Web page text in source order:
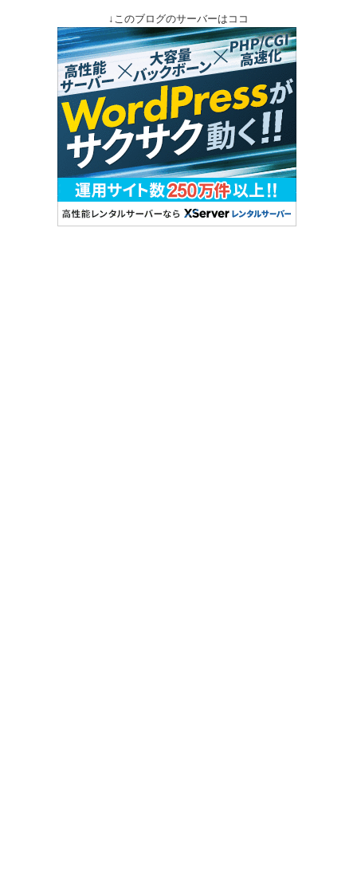
↓このブログのサーバーはココ